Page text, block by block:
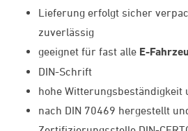
Lieferung erfolgt sicher
zuverlässig
geeignet für fast alle E-
DIN-Schrift
hohe Witterungsbeständigkeit
nach DIN 70469 hergestellt